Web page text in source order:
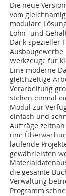
Die neue
vom
modulare
Lohn- und
Dank spezieller
Werkzeuge für
Eine moderne
gleichzeitige
Verarbeitung
stehen einmal
Modul zur
einfach und
Aufträge
und
laufende
gewährleisten
die gesamte
Verwaltung
Programm